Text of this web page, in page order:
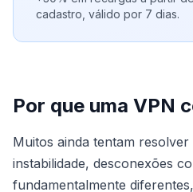
cadastro, válido por 7 dias.
Por que uma VPN
Muitos ainda tentam
instabilidade, desconexões
fundamentalmente